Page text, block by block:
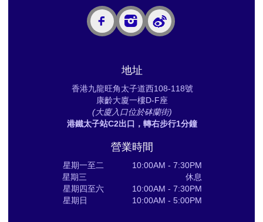
地址
香港九龍旺角太子道西108-118號
康齡大廈一樓D-F座
(大廈入口位於砵蘭街)
港鐵太子站C2出口，轉右步行1分鐘
營業時間
星期一至二 10:00AM - 7:30PM
星期三 休息
星期四至六 10:00AM - 7:30PM
星期日 10:00AM - 5:00PM